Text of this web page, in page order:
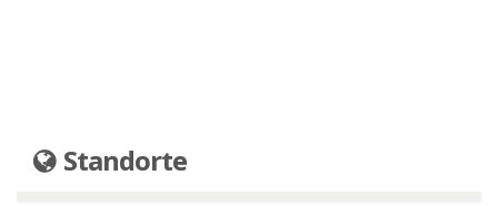
Standorte